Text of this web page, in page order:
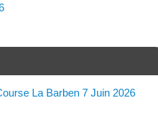
La Barben 7 Juin 2026